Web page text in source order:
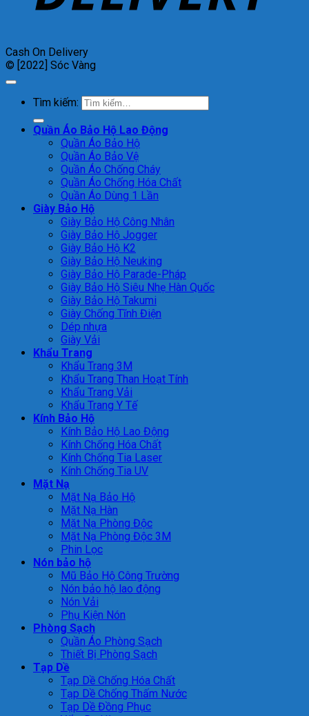
Cash On Delivery
© [2022] Sóc Vàng
Tìm kiếm:
Quần Áo Bảo Hộ Lao Động
Quần Áo Bảo Hộ
Quần Áo Bảo Vệ
Quần Áo Chống Cháy
Quần Áo Chống Hóa Chất
Quần Áo Dùng 1 Lần
Giày Bảo Hộ
Giày Bảo Hộ Công Nhân
Giày Bảo Hộ Jogger
Giày Bảo Hộ K2
Giày Bảo Hộ Neuking
Giày Bảo Hộ Parade-Pháp
Giày Bảo Hộ Siêu Nhẹ Hàn Quốc
Giày Bảo Hộ Takumi
Giày Chống Tĩnh Điện
Dép nhựa
Giày Vải
Khẩu Trang
Khẩu Trang 3M
Khẩu Trang Than Hoạt Tính
Khẩu Trang Vải
Khẩu Trang Y Tế
Kính Bảo Hộ
Kính Bảo Hộ Lao Động
Kính Chống Hóa Chất
Kính Chống Tia Laser
Kính Chống Tia UV
Mặt Nạ
Mặt Nạ Bảo Hộ
Mặt Nạ Hàn
Mặt Nạ Phòng Độc
Mặt Nạ Phòng Độc 3M
Phin Lọc
Nón bảo hộ
Mũ Bảo Hộ Công Trường
Nón bảo hộ lao động
Nón Vải
Phụ Kiện Nón
Phòng Sạch
Quần Áo Phòng Sạch
Thiết Bị Phòng Sạch
Tạp Dề
Tạp Dề Chống Hóa Chất
Tạp Dề Chống Thấm Nước
Tạp Dề Đồng Phục